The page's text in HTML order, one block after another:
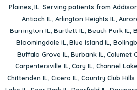
Plaines, IL. Serving patients from
Antioch IL, Arlington Heights IL,
Barrington IL, Bartlett IL, Beach Park IL,
Bloomingdale IL, Blue Island IL,
Buffalo Grove IL, Burbank IL, Calumet
Carpentersville IL, Cary IL, Channel
Chittenden IL, Cicero IL, Country Club Hills